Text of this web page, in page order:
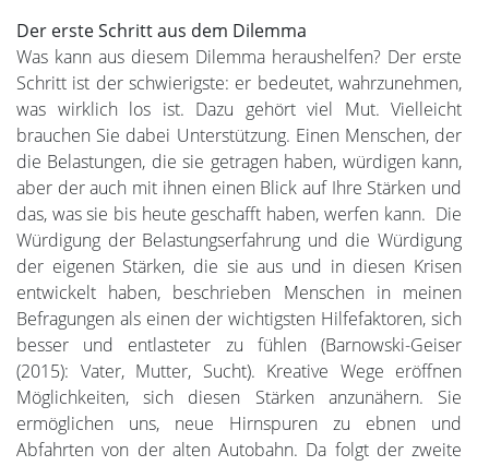
Der erste Schritt aus dem Dilemma
Was kann aus diesem Dilemma heraushelfen? Der erste
Schritt ist der schwierigste: er bedeutet, wahrzunehmen,
was wirklich los ist. Dazu gehört viel Mut. Vielleicht
brauchen Sie dabei Unterstützung. Einen Menschen, der
die Belastungen, die sie getragen haben, würdigen kann,
aber der auch mit ihnen einen Blick auf Ihre Stärken und
das, was sie bis heute geschafft haben, werfen kann. Die
Würdigung der Belastungserfahrung und die Würdigung
der eigenen Stärken, die sie aus und in diesen Krisen
entwickelt haben, beschrieben Menschen in meinen
Befragungen als einen der wichtigsten Hilfefaktoren, sich
besser und entlasteter zu fühlen (Barnowski-Geiser
(2015): Vater, Mutter, Sucht). Kreative Wege eröffnen
Möglichkeiten, sich diesen Stärken anzunähern. Sie
ermöglichen uns, neue Hirnspuren zu ebnen und
Abfahrten von der alten Autobahn. Da folgt der zweite